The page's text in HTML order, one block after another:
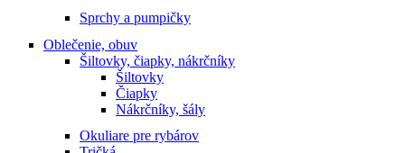
Sprchy a pumpičky
Oblečenie, obuv
Šiltovky, čiapky, nákrčníky
Šiltovky
Čiapky
Nákrčníky, šály
Okuliare pre rybárov